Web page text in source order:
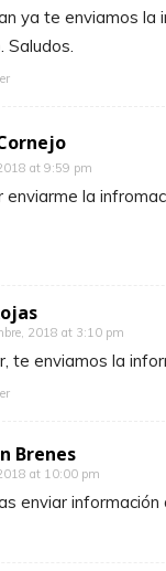
ya te enviamos la
Saludos.
at 9:59 pm
enviarme la
2018 at 3:10 pm
te enviamos la
Brenes
at 10:00 pm
enviar información